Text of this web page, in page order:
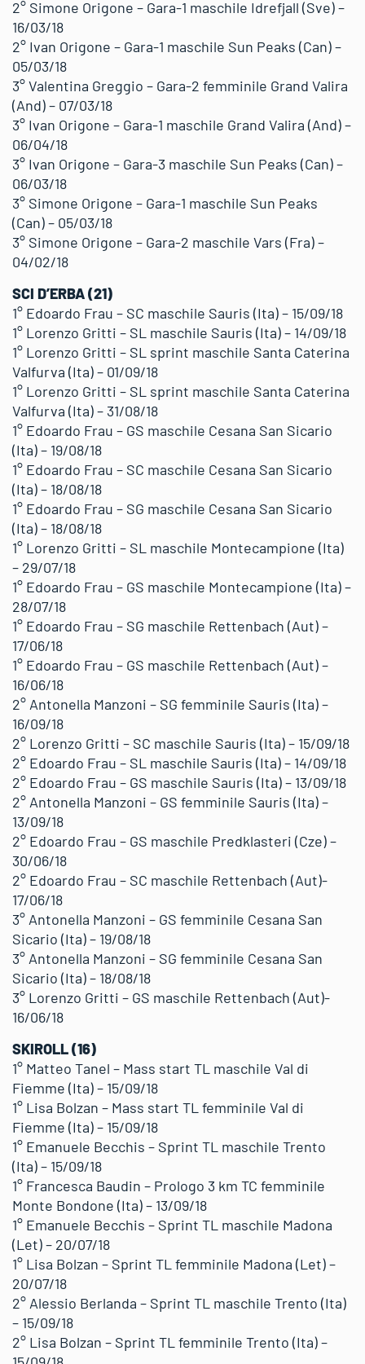
2° Simone Origone – Gara-1 maschile Idrefjall (Sve) –
16/03/18
2° Ivan Origone – Gara-1 maschile Sun Peaks (Can) –
05/03/18
3° Valentina Greggio – Gara-2 femminile Grand Valira
(And) – 07/03/18
3° Ivan Origone – Gara-1 maschile Grand Valira (And) –
06/04/18
3° Ivan Origone – Gara-3 maschile Sun Peaks (Can) –
06/03/18
3° Simone Origone – Gara-1 maschile Sun Peaks
(Can) – 05/03/18
3° Simone Origone – Gara-2 maschile Vars (Fra) –
04/02/18
SCI D’ERBA (21)
1° Edoardo Frau – SC maschile Sauris (Ita) – 15/09/18
1° Lorenzo Gritti – SL maschile Sauris (Ita) – 14/09/18
1° Lorenzo Gritti – SL sprint maschile Santa Caterina
Valfurva (Ita) – 01/09/18
1° Lorenzo Gritti – SL sprint maschile Santa Caterina
Valfurva (Ita) – 31/08/18
1° Edoardo Frau – GS maschile Cesana San Sicario
(Ita) – 19/08/18
1° Edoardo Frau – SC maschile Cesana San Sicario
(Ita) – 18/08/18
1° Edoardo Frau – SG maschile Cesana San Sicario
(Ita) – 18/08/18
1° Lorenzo Gritti – SL maschile Montecampione (Ita)
– 29/07/18
1° Edoardo Frau – GS maschile Montecampione (Ita) –
28/07/18
1° Edoardo Frau – SG maschile Rettenbach (Aut) –
17/06/18
1° Edoardo Frau – GS maschile Rettenbach (Aut) –
16/06/18
2° Antonella Manzoni – SG femminile Sauris (Ita) –
16/09/18
2° Lorenzo Gritti – SC maschile Sauris (Ita) – 15/09/18
2° Edoardo Frau – SL maschile Sauris (Ita) – 14/09/18
2° Edoardo Frau – GS maschile Sauris (Ita) – 13/09/18
2° Antonella Manzoni – GS femminile Sauris (Ita) –
13/09/18
2° Edoardo Frau – GS maschile Predklasteri (Cze) –
30/06/18
2° Edoardo Frau – SC maschile Rettenbach (Aut)-
17/06/18
3° Antonella Manzoni – GS femminile Cesana San
Sicario (Ita) – 19/08/18
3° Antonella Manzoni – SG femminile Cesana San
Sicario (Ita) – 18/08/18
3° Lorenzo Gritti – GS maschile Rettenbach (Aut)-
16/06/18
SKIROLL (16)
1° Matteo Tanel – Mass start TL maschile Val di
Fiemme (Ita) – 15/09/18
1° Lisa Bolzan – Mass start TL femminile Val di
Fiemme (Ita) – 15/09/18
1° Emanuele Becchis – Sprint TL maschile Trento
(Ita) – 15/09/18
1° Francesca Baudin – Prologo 3 km TC femminile
Monte Bondone (Ita) – 13/09/18
1° Emanuele Becchis – Sprint TL maschile Madona
(Let) – 20/07/18
1° Lisa Bolzan – Sprint TL femminile Madona (Let) –
20/07/18
2° Alessio Berlanda – Sprint TL maschile Trento (Ita)
– 15/09/18
2° Lisa Bolzan – Sprint TL femminile Trento (Ita) –